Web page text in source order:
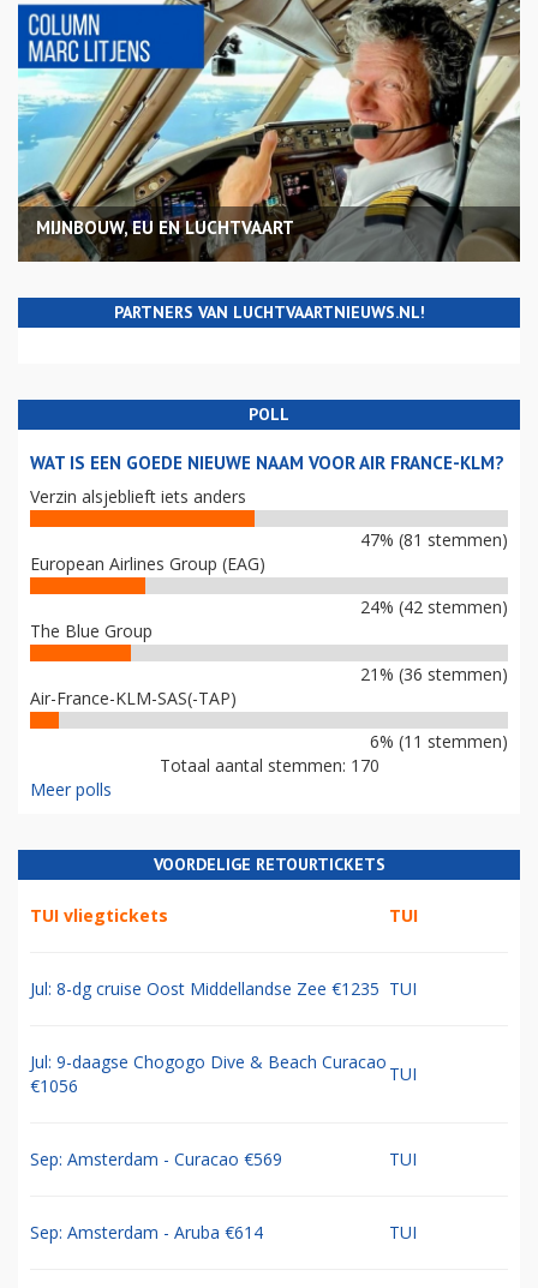
MIJNBOUW, EU EN LUCHTVAART
PARTNERS VAN LUCHTVAARTNIEUWS.NL!
POLL
WAT IS EEN GOEDE NIEUWE NAAM VOOR AIR FRANCE-KLM?
Verzin alsjeblieft iets anders
47% (81 stemmen)
European Airlines Group (EAG)
24% (42 stemmen)
The Blue Group
21% (36 stemmen)
Air-France-KLM-SAS(-TAP)
6% (11 stemmen)
Totaal aantal stemmen: 170
Meer polls
VOORDELIGE RETOURTICKETS
TUI vliegtickets TUI
Jul: 8-dg cruise Oost Middellandse Zee €1235 TUI
Jul: 9-daagse Chogogo Dive & Beach Curacao
€1056
TUI
Sep: Amsterdam - Curacao €569 TUI
Sep: Amsterdam - Aruba €614 TUI